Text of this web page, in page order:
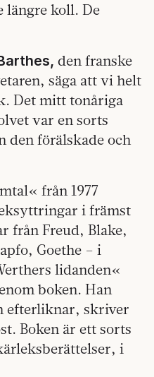
längre koll. De
den franske
säga att vi helt
Det mitt tonåriga
var en sorts
förälskade och
från 1977
i främst
från Freud, Blake,
Goethe – i
lidanden«
boken. Han
efterliknar, skriver
Boken är ett sorts
i